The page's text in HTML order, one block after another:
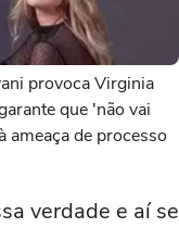
provoca Virginia
que 'não vai
ameaça de processo
verdade e aí se